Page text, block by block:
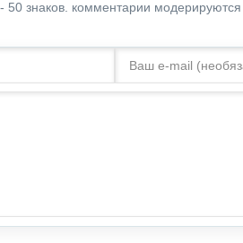
знаков. комментарии модерируются